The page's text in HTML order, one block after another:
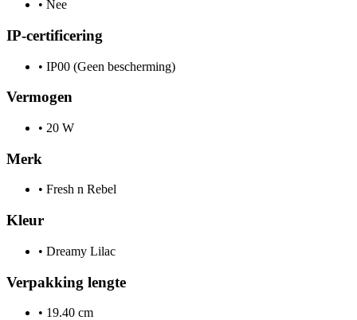
• Nee
IP-certificering
• IP00 (Geen bescherming)
Vermogen
• 20 W
Merk
• Fresh n Rebel
Kleur
• Dreamy Lilac
Verpakking lengte
• 19.40 cm